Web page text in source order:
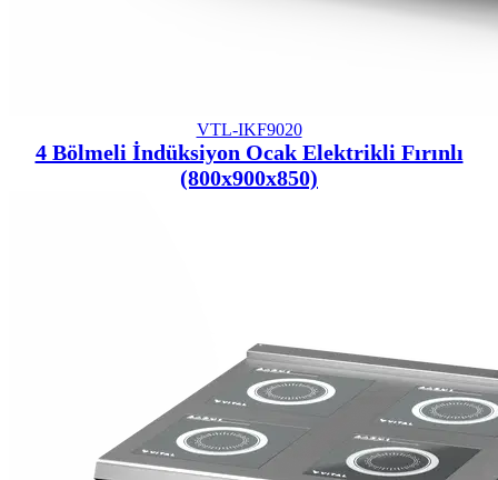
VTL-IKF9020
4 Bölmeli İndüksiyon Ocak Elektrikli Fırınlı
(800x900x850)